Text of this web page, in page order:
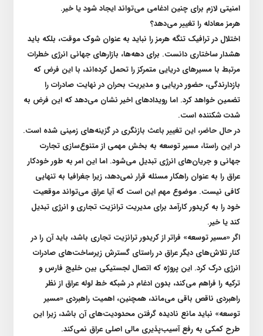
امنیتی لازم برای چنین ادغامی می‌تواند ایجاد شود یا خیر.
هرمز معادله را تغییر می‌دهد؟
اختلال در ترافیک تنگه هرمز را نباید به عنوان شوک موقت، بلکه باید
هشدار ساختاری دانست. برای دهه‌ها، بازار‌های جهانی انرژی خطرات
مرتبط با مسیر‌های دریایی متمرکز را تحمل کرده‌اند، با این فرض که
بازدارندگی، حضور دریایی و مدیریت بحران در نهایت صادرات را
تضمین خواهد کرد. اما رویداد‌های اخیر نشان می‌دهد که این فرض به
شدت شکننده است.
در حال حاضر، این تغییر باعث بازنگری در گزینه‌های زمینی شده است.
در این راستا، مسیر توسعه به بخش مهمی از متنوع‌سازی تجارت
جهانی و جریان‌های انرژی تبدیل می‌شود. اما این امر به طور خودکار
عراق را به عنوان راهکار مسئله قرار نمی‌دهد، زیرا جغرافیا به تنهایی
کافی نیست. موضوع مهم این است که آیا عراق می‌تواند موقعیت
خود را به کریدور کارآمد برای مدیریت ترانزیت تجاری و انرژی تبدیل
کند یا خیر.
اگر «مسیر توسعه» فراتر از کریدور ترانزیت تجاری باشد، باید آن را در
کنار تلاش‌های دیگر عراق در راستای گسترش زیرساخت‌های صادرات
انرژی درک کرد. این پروژه که اتصال لجستیکی بین خلیج فارس و
ترکیه را فراهم می‌کند، بدون ادغام در شبکه خط لوله عراق از نظر
راهبردی ناقص باقی می‌ماند، همچنین، اهمیت راهبردی «مسیر
توسعه» نباید مانع نادیده گرفتن محدودیت‌های آن باشد، زیرا این
طرح کمکی به رفع آسیب‌پذیری مالی اصلی عراق نمی‌کند.